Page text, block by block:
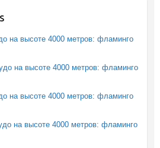
на высоте 4000 метров: фламинго
на высоте 4000 метров: фламинго
на высоте 4000 метров: фламинго
на высоте 4000 метров: фламинго